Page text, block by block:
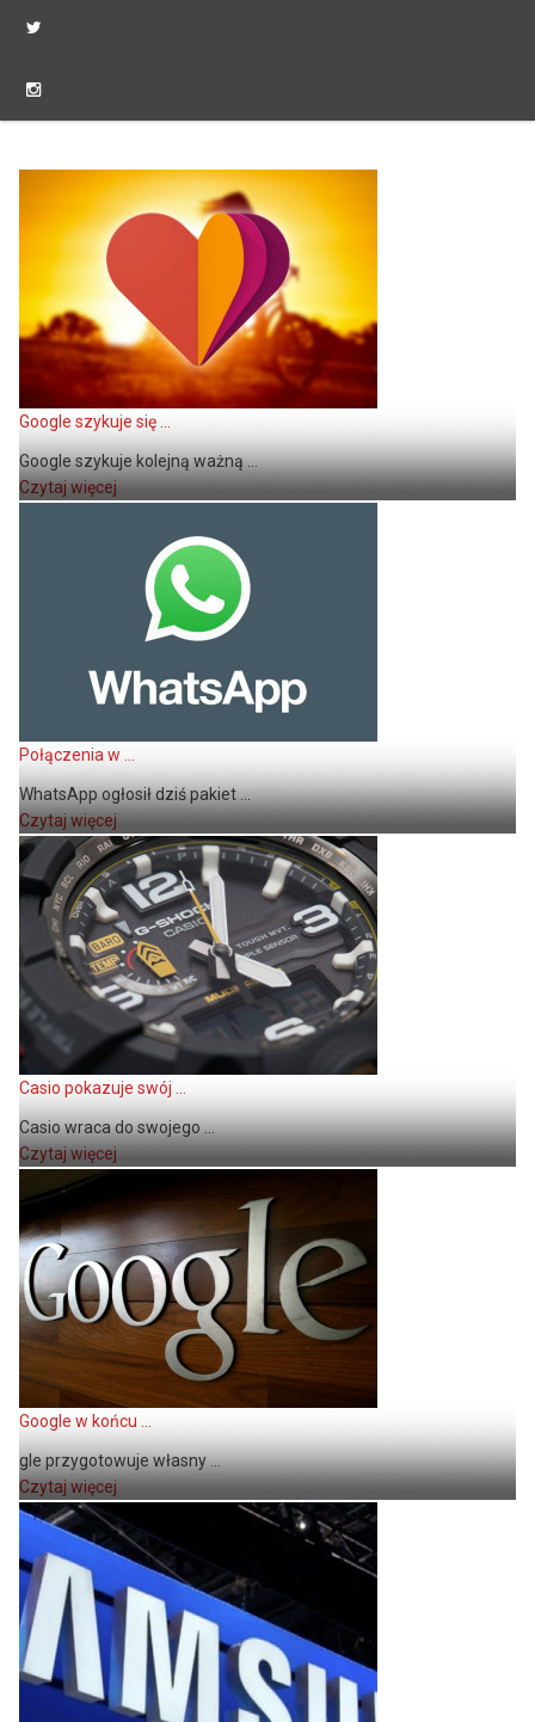
Google szykuje się ...
Google szykuje kolejną ważną ...
Czytaj więcej
Połączenia w ...
WhatsApp ogłosił dziś pakiet ...
Czytaj więcej
Casio pokazuje swój ...
Casio wraca do swojego ...
Czytaj więcej
Google w końcu ...
gle przygotowuje własny ...
Czytaj więcej